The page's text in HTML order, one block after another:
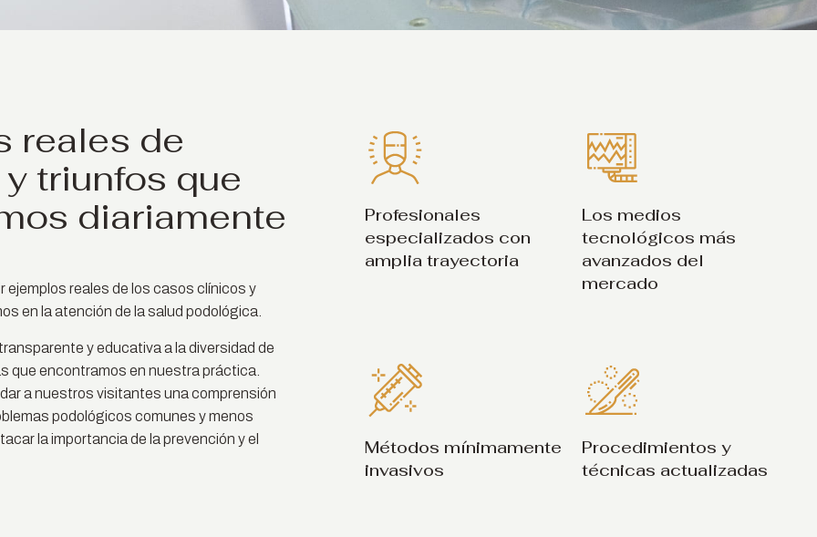
reales de
triunfos que
diariamente
ejemplos reales de los casos clínicos y
en la atención de la salud podológica.
y educativa a la diversidad de
que encontramos en nuestra práctica.
a nuestros visitantes una comprensión
podológicos comunes y menos
la importancia de la prevención y el
Profesionales
especializados con
amplia trayectoria
Los medios
tecnológicos más
avanzados del
mercado
Métodos mínimamente
invasivos
Procedimientos y
técnicas actualizadas